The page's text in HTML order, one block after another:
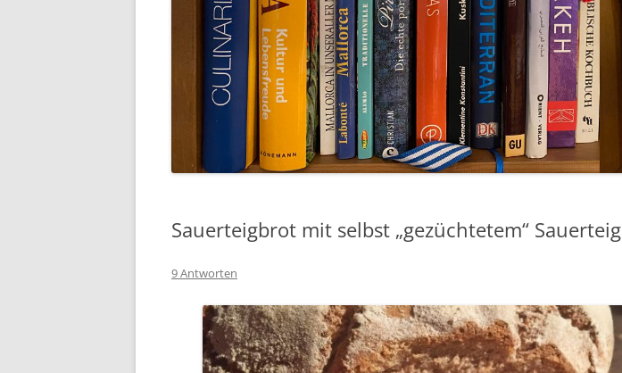
Sauerteigbrot mit selbst „gezüchtetem“ Sauerteig
9 Antworten